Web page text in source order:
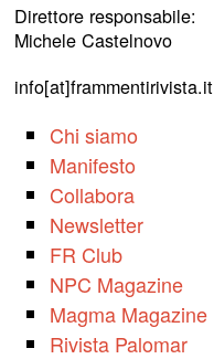
Direttore responsabile:
Michele Castelnovo
info[at]frammentirivista.it
Chi siamo
Manifesto
Collabora
Newsletter
FR Club
NPC Magazine
Magma Magazine
Rivista Palomar